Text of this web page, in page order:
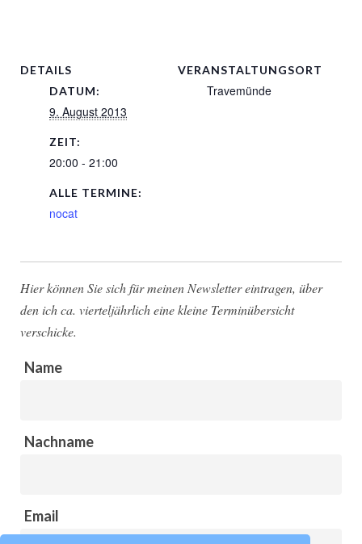
DETAILS
DATUM:
9. August 2013
ZEIT:
20:00 - 21:00
ALLE TERMINE:
nocat
VERANSTALTUNGSORT
Travemünde
Hier können Sie sich für meinen Newsletter eintragen, über
den ich ca. vierteljährlich eine kleine Terminübersicht
verschicke.
Name
Nachname
Email